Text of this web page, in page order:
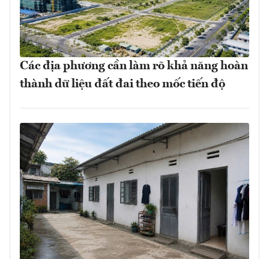
Các địa phương cần làm rõ khả năng hoàn
thành dữ liệu đất đai theo mốc tiến độ